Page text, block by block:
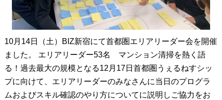
10月14日（土）BIZ新宿にて首都圏エリアリーダー会を開催
ました。 エリアリーダー53名 マンション清掃を熱く語
る！過去最大の規模となる12月17日首都圏うぇるねすシッ
プに向けて、エリアリーダーのみなさんに当日のプログラ
ムおよびスキル確認のやり方についてに説明しご協力をお